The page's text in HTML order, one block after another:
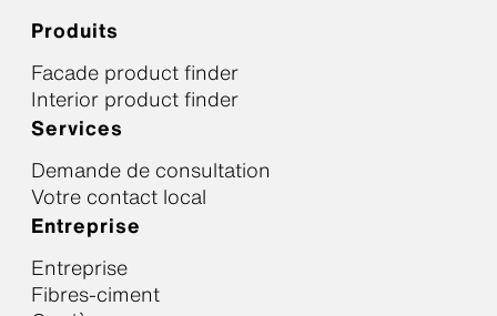
Produits
Facade product finder
Interior product finder
Services
Demande de consultation
Votre contact local
Entreprise
Entreprise
Fibres-ciment